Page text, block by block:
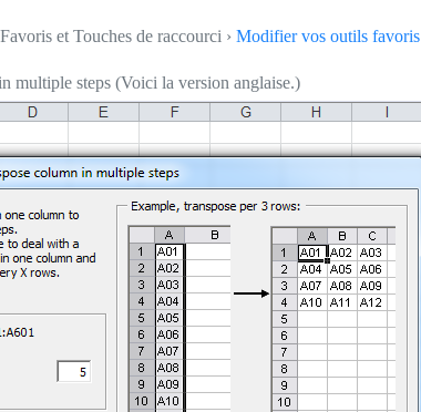
et Touches de raccourci › Modifier vos outils
multiple steps (Voici la version anglaise.)